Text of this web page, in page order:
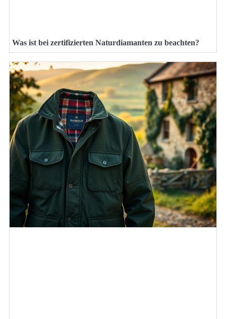
Was ist bei zertifizierten Naturdiamanten zu beachten?